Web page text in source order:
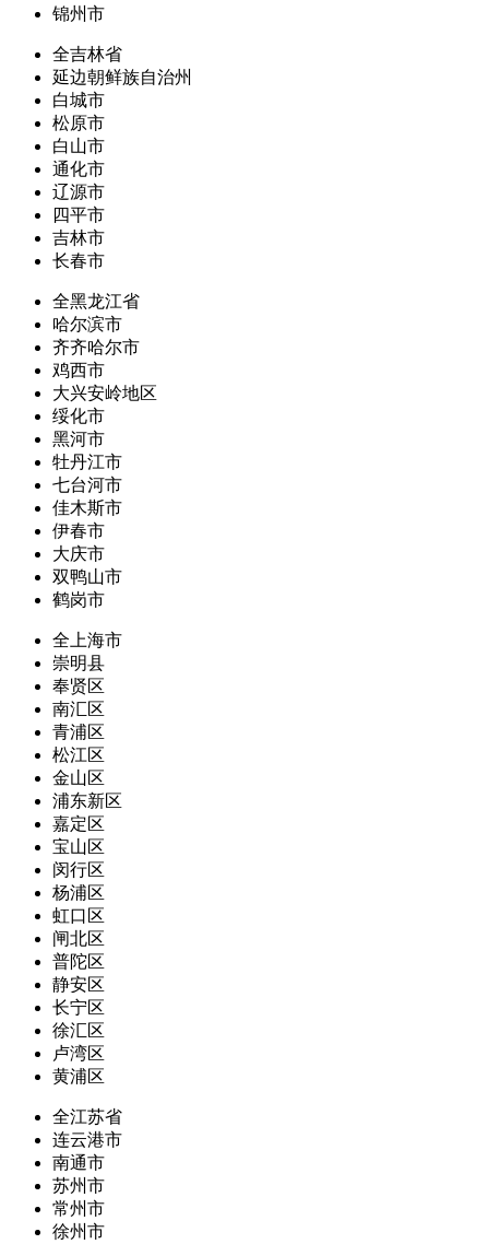
锦州市
全吉林省
延边朝鲜族自治州
白城市
松原市
白山市
通化市
辽源市
四平市
吉林市
长春市
全黑龙江省
哈尔滨市
齐齐哈尔市
鸡西市
大兴安岭地区
绥化市
黑河市
牡丹江市
七台河市
佳木斯市
伊春市
大庆市
双鸭山市
鹤岗市
全上海市
崇明县
奉贤区
南汇区
青浦区
松江区
金山区
浦东新区
嘉定区
宝山区
闵行区
杨浦区
虹口区
闸北区
普陀区
静安区
长宁区
徐汇区
卢湾区
黄浦区
全江苏省
连云港市
南通市
苏州市
常州市
徐州市